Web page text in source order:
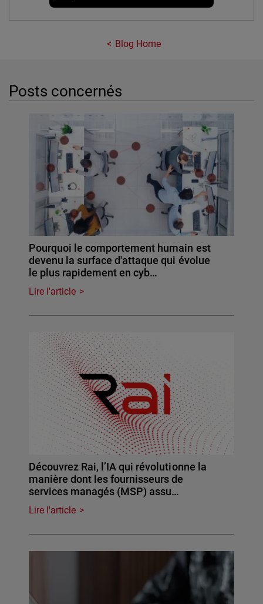
Blog Home
Posts concernés
Pourquoi le comportement humain est
devenu la surface d'attaque qui évolue
le plus rapidement en cyb…
Lire l'article
Découvrez Rai, l’IA qui révolutionne la
manière dont les fournisseurs de
services managés (MSP) assu…
Lire l'article